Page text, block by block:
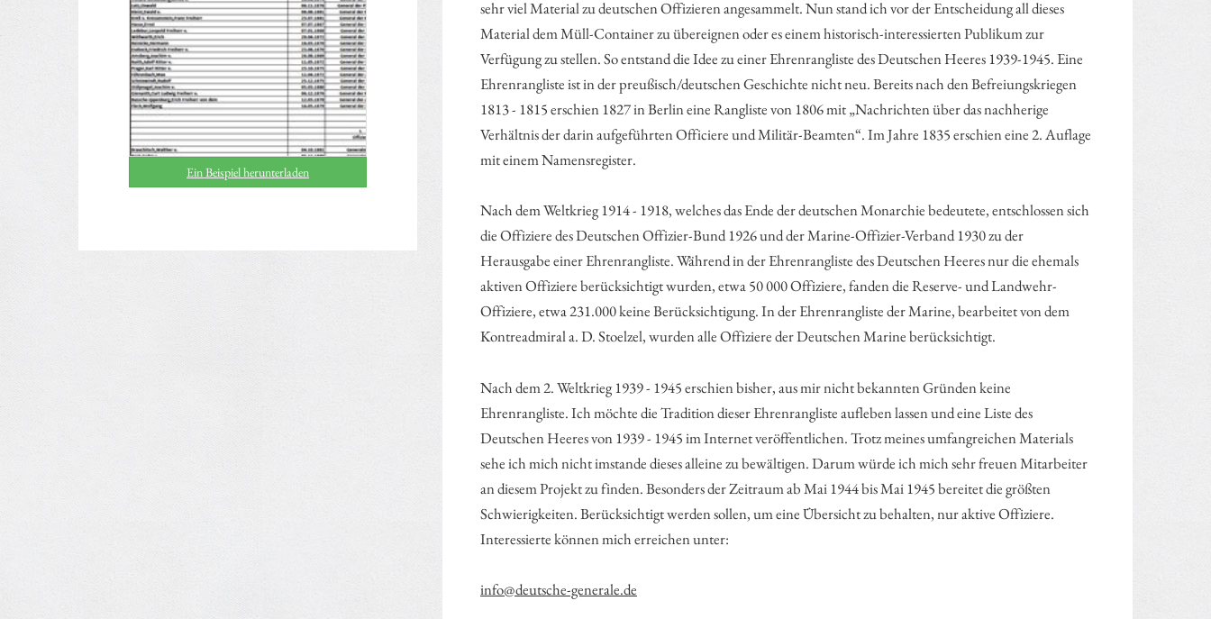
sehr viel Material zu deutschen Offizieren angesammelt. Nun stand ich vor der Entscheidung all dieses
Material dem Müll-Container zu übereignen oder es einem historisch-interessierten Publikum zur
Verfügung zu stellen. So entstand die Idee zu einer Ehrenrangliste des Deutschen Heeres 1939-1945. Eine
Ehrenrangliste ist in der preußisch/deutschen Geschichte nicht neu. Bereits nach den Befreiungskriegen
1813 - 1815 erschien 1827 in Berlin eine Rangliste von 1806 mit „Nachrichten über das nachherige
Verhältnis der darin aufgeführten Officiere und Militär-Beamten“. Im Jahre 1835 erschien eine 2. Auflage
mit einem Namensregister.
Nach dem Weltkrieg 1914 - 1918, welches das Ende der deutschen Monarchie bedeutete, entschlossen sich
die Offiziere des Deutschen Offizier-Bund 1926 und der Marine-Offizier-Verband 1930 zu der
Herausgabe einer Ehrenrangliste. Während in der Ehrenrangliste des Deutschen Heeres nur die ehemals
aktiven Offiziere berücksichtigt wurden, etwa 50 000 Offiziere, fanden die Reserve- und Landwehr-
Offiziere, etwa 231.000 keine Berücksichtigung. In der Ehrenrangliste der Marine, bearbeitet von dem
Kontreadmiral a. D. Stoelzel, wurden alle Offiziere der Deutschen Marine berücksichtigt.
Nach dem 2. Weltkrieg 1939 - 1945 erschien bisher, aus mir nicht bekannten Gründen keine
Ehrenrangliste. Ich möchte die Tradition dieser Ehrenrangliste aufleben lassen und eine Liste des
Deutschen Heeres von 1939 - 1945 im Internet veröffentlichen. Trotz meines umfangreichen Materials
sehe ich mich nicht imstande dieses alleine zu bewältigen. Darum würde ich mich sehr freuen Mitarbeiter
an diesem Projekt zu finden. Besonders der Zeitraum ab Mai 1944 bis Mai 1945 bereitet die größten
Schwierigkeiten. Berücksichtigt werden sollen, um eine Übersicht zu behalten, nur aktive Offiziere.
Interessierte können mich erreichen unter:
info@deutsche-generale.de
Ein Beispiel herunterladen